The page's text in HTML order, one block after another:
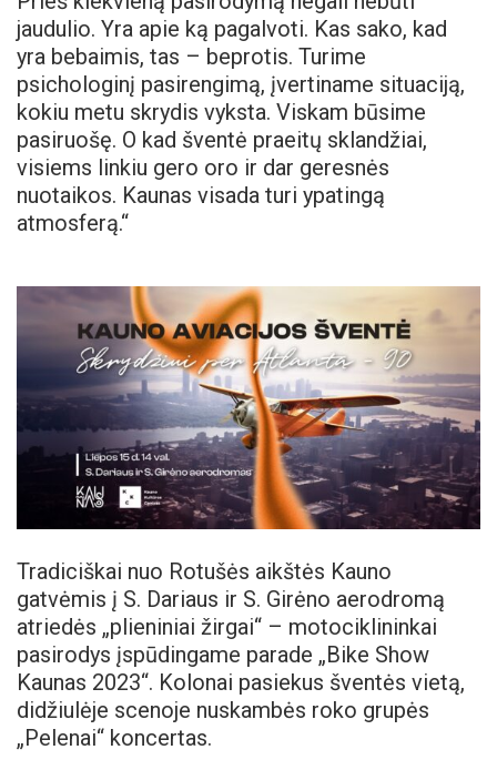
jaudulio. Yra apie ką pagalvoti. Kas sako, kad
yra bebaimis, tas – beprotis. Turime
psichologinį pasirengimą, įvertiname situaciją,
kokiu metu skrydis vyksta. Viskam būsime
pasiruošę. O kad šventė praeitų sklandžiai,
visiems linkiu gero oro ir dar geresnės
nuotaikos. Kaunas visada turi ypatingą
atmosferą.“
Tradiciškai nuo Rotušės aikštės Kauno
gatvėmis į S. Dariaus ir S. Girėno aerodromą
atriedės „plieniniai žirgai“ – motociklininkai
pasirodys įspūdingame parade „Bike Show
Kaunas 2023“. Kolonai pasiekus šventės vietą,
didžiulėje scenoje nuskambės roko grupės
„Pelenai“ koncertas.